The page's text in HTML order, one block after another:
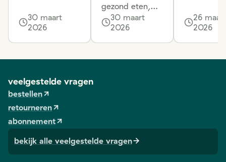
risicofactor voor
aandoeningen
en kan ook het
spataderen in
de hand
werken. Daarom
geven we je
tips voor een
30 maart
2026
gezond eten,
het is enorm
belangrijk. Ook
al weten we dat
een risicofactor
30 maart
2026
te
Deze
26 maart
2026
veelgestelde vragen
bestellen
retourneren
abonnement
bekijk alle veelgestelde vragen